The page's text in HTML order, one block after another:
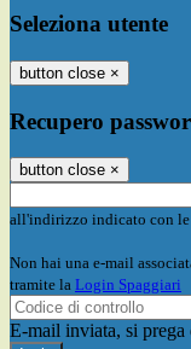
Seleziona utente
button close ×
Recupero
button close ×
all'indirizzo indicato con le
Non hai una e-mail
tramite la Login Spaggiari
E-mail inviata, si prega